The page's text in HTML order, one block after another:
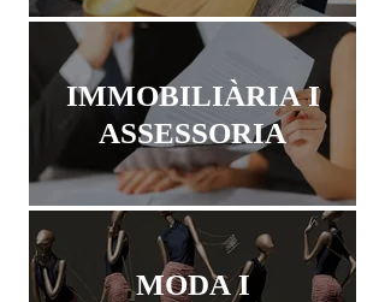
IMMOBILIÀRIA I
ASSESSORIA
MODA I